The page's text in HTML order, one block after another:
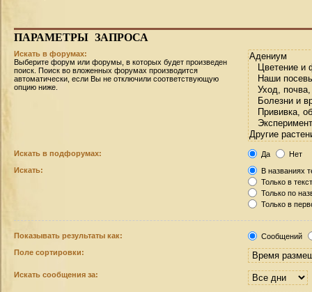
ПАРАМЕТРЫ ЗАПРОСА
Искать в форумах:
Выберите форум или форумы, в которых будет произведен
поиск. Поиск во вложенных форумах производится
автоматически, если Вы не отключили соответствующую
опцию ниже.
Искать в подфорумах: Да
Нет
Искать:
В названиях
Только в
Только по
Только в
Показывать результаты как:
Сообщений
Поле сортировки:
Искать сообщения за: